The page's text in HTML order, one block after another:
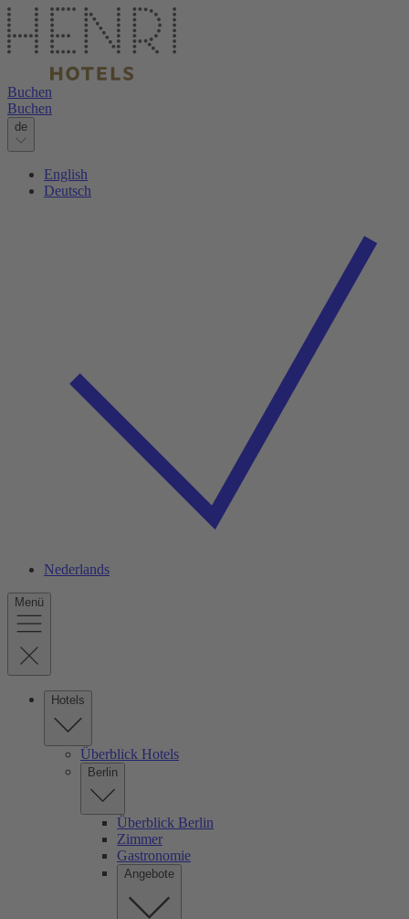
Buchen
Buchen
de
English
Deutsch
Nederlands
Menü
Hotels
Überblick Hotels
Berlin
Überblick Berlin
Zimmer
Gastronomie
Angebote